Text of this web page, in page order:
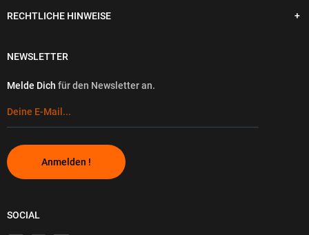
RECHTLICHE HINWEISE
NEWSLETTER
Melde Dich für den Newsletter an.
Anmelden !
SOCIAL